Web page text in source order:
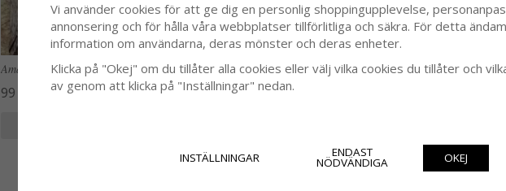
Amaryllis snittblomma i vitt och rött
99 kr
Röd julstjärna i snittblomma
65 kr
Röd vallmo
Vi använder cookies för att ge dig en personlig shoppingupplevelse,
annonsering och för hålla våra webbplatser tillförlitliga och säkra. För detta
information om användarna, deras mönster och deras enheter.
Klicka på "Okej" om du tillåter alla cookies eller välj vilka cookies du tillåter och
av genom att klicka på "Inställningar" nedan.
INSTÄLLNINGAR ENDAST
NÖDVÄNDIGA OKEJ